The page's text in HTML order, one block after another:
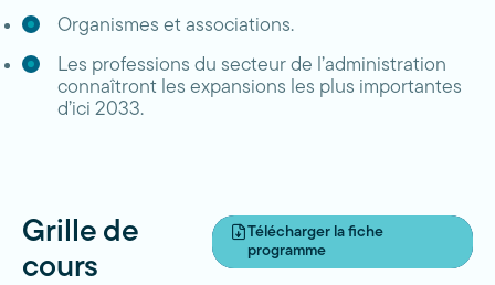
Organismes et associations.
Les professions du secteur de l’administration
connaîtront les expansions les plus importantes
d’ici 2033.
Grille de
cours
Télécharger la fiche
programme